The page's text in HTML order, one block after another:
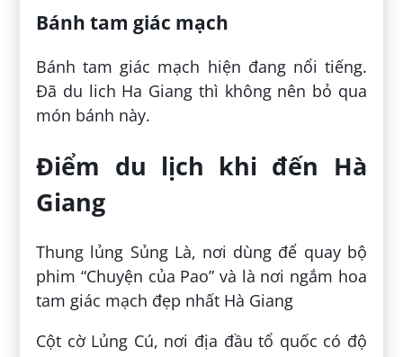
Bánh tam giác mạch
Bánh tam giác mạch hiện đang nổi tiếng.
Đã du lich Ha Giang thì không nên bỏ qua
món bánh này.
Điểm du lịch khi đến Hà
Giang
Thung lủng Sủng Là, nơi dùng để quay bộ
phim “Chuyện của Pao” và là nơi ngắm hoa
tam giác mạch đẹp nhất Hà Giang
Cột cờ Lủng Cú, nơi địa đầu tổ quốc có độ